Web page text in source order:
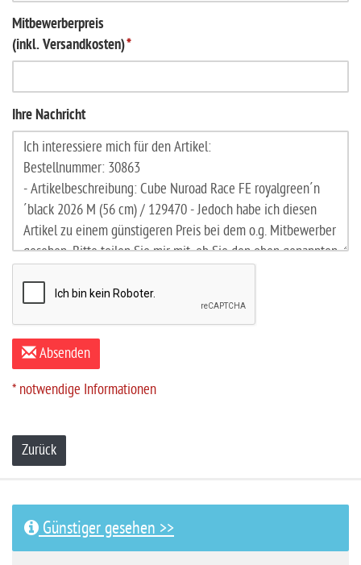
Mitbewerberpreis
(inkl. Versandkosten)*
Ihre Nachricht
Absenden
* notwendige Informationen
Zurück
Günstiger gesehen >>